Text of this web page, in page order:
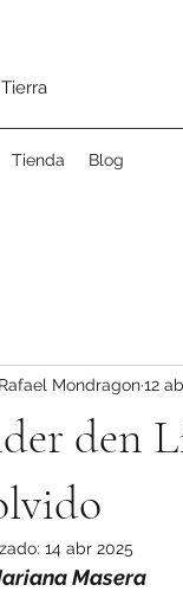
Tienda Blog
den
Rafael Mondragon12
14 abr 2025
Masera